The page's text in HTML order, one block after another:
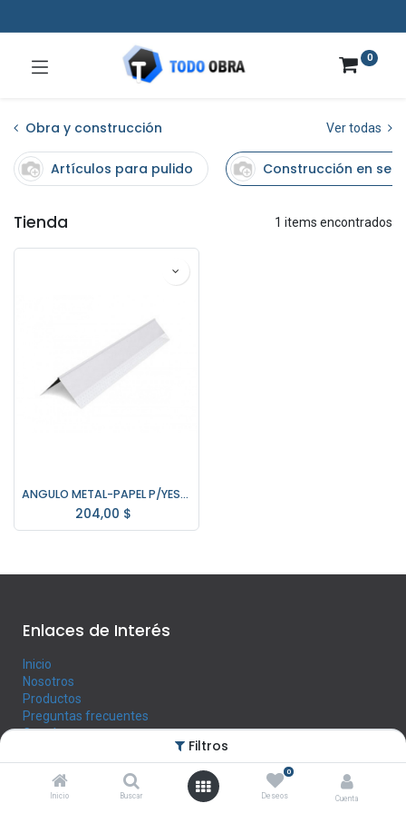
Filtros
Inicio Buscar
0
Deseos Cuenta
0
Obra y construcción Ver todas
Artículos para pulido Construcción en
Tienda 1 items encontrados
ANGULO METAL-PAPEL P/YESO 3,05 Mt.
204,00 $
Enlaces de Interés
Inicio
Nosotros
Productos
Preguntas frecuentes
Contáctenos
Horario